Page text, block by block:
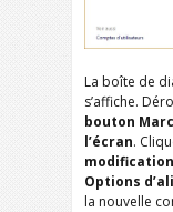
La boîte de
s’affiche.
bouton
l’écran.
Options
la nouvelle